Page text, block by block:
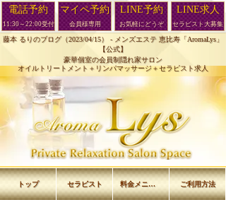
藤本 るりのブログ（2023/04/15） - メンズエステ 恵比寿「AromaLys」
【公式】
豪華個室の会員制隠れ家サロン
オイルトリートメント＋リンパマッサージ＋セラピスト求人
トップ セラピスト 料金メニュー ご利用方法
電話予約
11:30～22:00受付
マイペ予約
会員様専用
LINE予約
お気軽にどうぞ
LINE求人
セラピスト大募集